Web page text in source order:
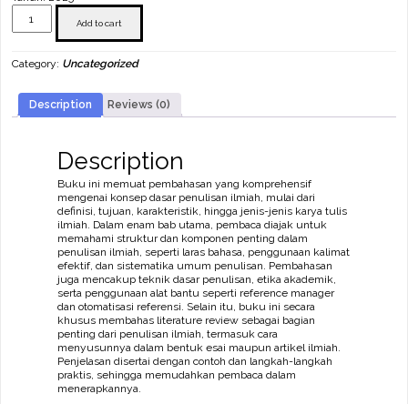
Pengenalan
Teknik
Ilmiah
Add to cart
Category: Uncategorized
Description Reviews (0)
Description
Buku ini memuat pembahasan yang komprehensif
mengenai konsep dasar penulisan ilmiah, mulai dari
definisi, tujuan, karakteristik, hingga jenis-jenis karya tulis
ilmiah. Dalam enam bab utama, pembaca diajak untuk
memahami struktur dan komponen penting dalam
penulisan ilmiah, seperti laras bahasa, penggunaan kalimat
efektif, dan sistematika umum penulisan. Pembahasan
juga mencakup teknik dasar penulisan, etika akademik,
serta penggunaan alat bantu seperti reference manager
dan otomatisasi referensi. Selain itu, buku ini secara
khusus membahas literature review sebagai bagian
penting dari penulisan ilmiah, termasuk cara
menyusunnya dalam bentuk esai maupun artikel ilmiah.
Penjelasan disertai dengan contoh dan langkah-langkah
praktis, sehingga memudahkan pembaca dalam
menerapkannya.